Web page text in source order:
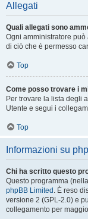
Allegati
Quali allegati sono
Ogni amministratore
di ciò che è permesso
Top
Come posso trovare i
Per trovare la lista degli
Utente e segui i
Top
Informazioni su
Chi ha scritto questo
Questo programma
phpBB Limited . È reso
versione 2 (GPL-2.0) e
collegamento per